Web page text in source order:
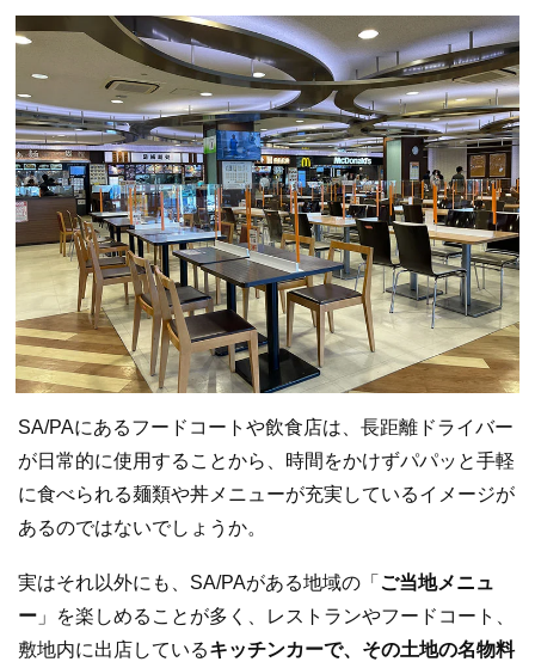
SA/PAにあるフードコートや飲食店は、長距離ドライバー
が日常的に使用することから、時間をかけずパパッと手軽
に食べられる麺類や丼メニューが充実しているイメージが
あるのではないでしょうか。
実はそれ以外にも、SA/PAがある地域の「 ご当地メニュ
ー 」を楽しめることが多く、レストランやフードコート、
敷地内に出店しているキッチンカーで、その土地の名物料